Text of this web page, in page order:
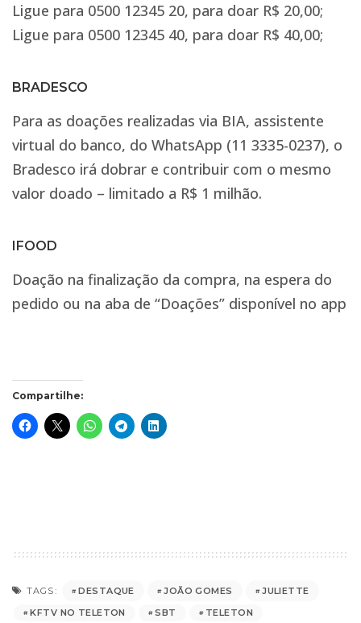
Ligue para 0500 12345 20, para doar R$ 20,00;
Ligue para 0500 12345 40, para doar R$ 40,00;
BRADESCO
Para as doações realizadas via BIA, assistente
virtual do banco, do WhatsApp (11 3335-0237), o
Bradesco irá dobrar e contribuir com o mesmo
valor doado – limitado a R$ 1 milhão.
IFOOD
Doação na finalização da compra, na espera do
pedido ou na aba de “Doações” disponível no app
Compartilhe:
TAGS: DESTAQUE JOÃO GOMES
JULIETTE
KFTV NO TELETON
SBT
TELETON